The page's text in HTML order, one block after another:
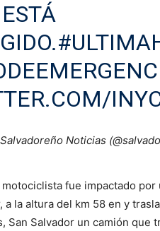
Noticias
fue impactado
a la altura del km 58 en y
San Salvador un camión